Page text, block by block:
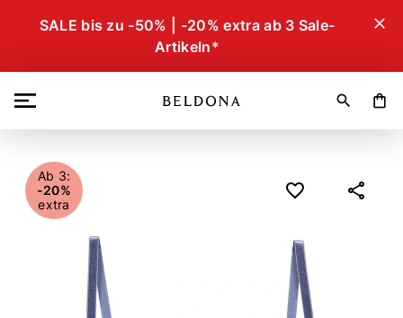
SALE bis zu -50% | -20% extra ab 3 Sale-
Artikeln*
close
search shopping_bag
Ab 3:
-20%
extra